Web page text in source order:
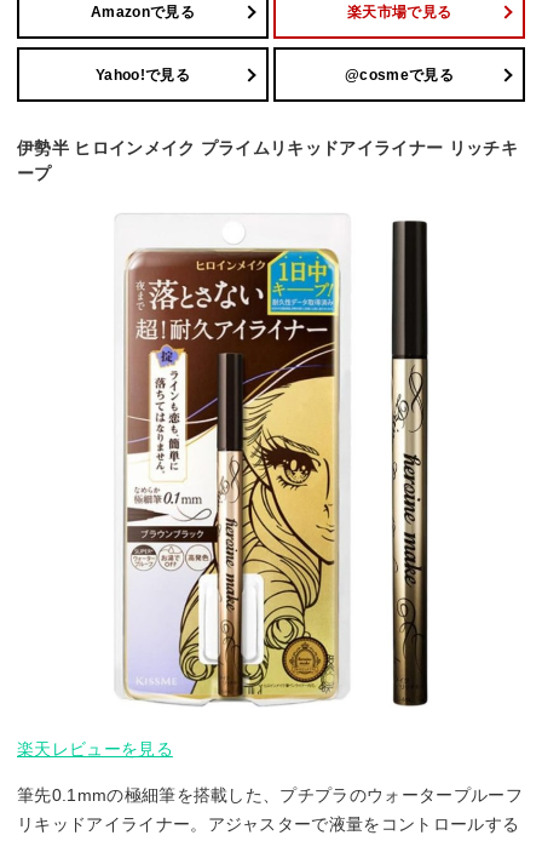
Amazonで見る 楽天市場で見る
Yahoo!で見る @cosmeで見る
伊勢半 ヒロインメイク プライムリキッドアイライナー リッチキ
ープ
楽天レビューを見る
筆先0.1mmの極細筆を搭載した、プチプラのウォータープルーフ
リキッドアイライナー。アジャスターで液量をコントロールする